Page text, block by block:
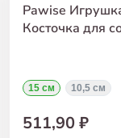
Pawise
Косточка для
15 см 10,5 см
511,90 ₽